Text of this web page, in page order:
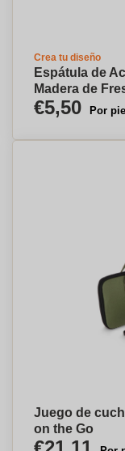
Crea tu diseño
Espátula de
Madera de
€5,50 Por
Juego de
on the Go